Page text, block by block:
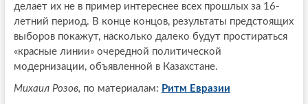
делает их не в пример интереснее всех прошлых за 16-
летний период. В конце концов, результаты предстоящих
выборов покажут, насколько далеко будут простираться
«красные линии» очередной политической
модернизации, объявленной в Казахстане.
Михаил Розов, по материалам: Ритм Евразии